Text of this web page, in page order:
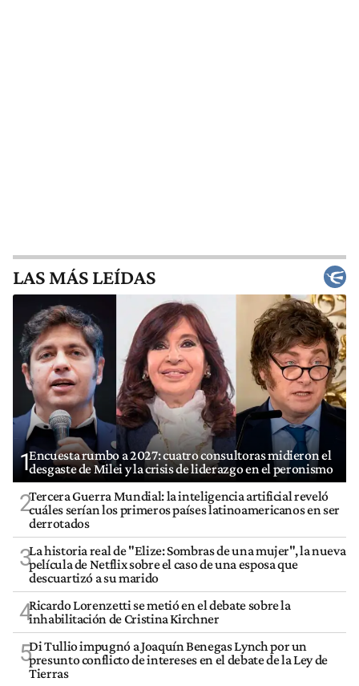
LAS MÁS LEÍDAS
1Encuesta rumbo a 2027: cuatro consultoras midieron el
desgaste de Milei y la crisis de liderazgo en el peronismo
2Tercera Guerra Mundial: la inteligencia artificial reveló
cuáles serían los primeros países latinoamericanos en ser
derrotados
3La historia real de "Elize: Sombras de una mujer", la nueva
película de Netflix sobre el caso de una esposa que
descuartizó a su marido
4Ricardo Lorenzetti se metió en el debate sobre la
inhabilitación de Cristina Kirchner
5Di Tullio impugnó a Joaquín Benegas Lynch por un
presunto conflicto de intereses en el debate de la Ley de
Tierras